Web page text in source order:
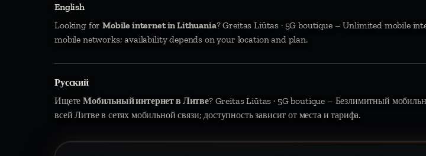
English
Looking forMobile internet in Lithuania? Greitas Liūtas · 5G boutique – Unlimited mobile
mobile networks; availability depends on your location and plan.
Русский
ИщетеМобильный интернет в Литве? Greitas Liūtas · 5G boutique – Безлимитный
всей Литве в сетях мобильной связи; доступность зависит от места и тарифа.